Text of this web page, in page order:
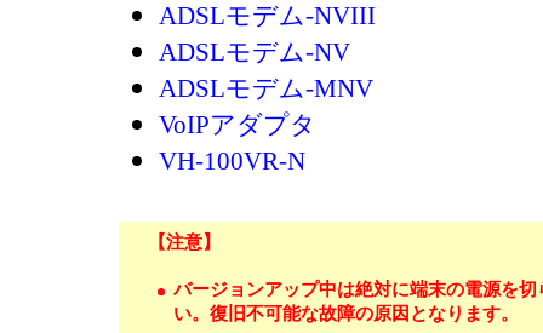
ADSLモデム-NVIII
ADSLモデム-NV
ADSLモデム-MNV
VoIPアダプタ
VH-100VR-N
【注意】
バージョンアップ中は絶対に端末の電源を切
い。復旧不可能な故障の原因となります。